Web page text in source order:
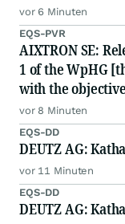
vor 6 Minuten
EQS-PVR
AIXTRON SE:
1 of the WpHG
with the
vor 8 Minuten
EQS-DD
DEUTZ AG:
vor 11 Minuten
EQS-DD
DEUTZ AG: